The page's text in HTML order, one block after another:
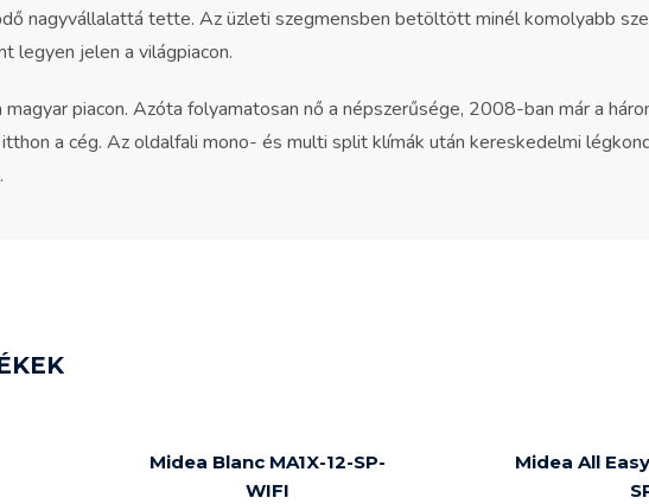
nagyvállalattá tette. Az üzleti szegmensben betöltött minél komolyabb
legyen jelen a világpiacon.
piacon. Azóta folyamatosan nő a népszerűsége, 2008-ban már a
a cég. Az oldalfali mono- és multi split klímák után kereskedelmi
Midea Blanc MA1X-12-SP-
WIFI
Midea All